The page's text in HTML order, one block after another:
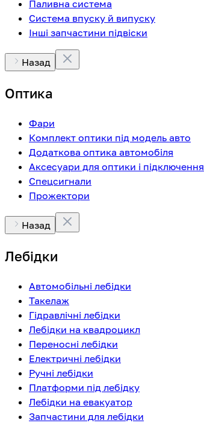
Паливна система
Система впуску й випуску
Інші запчастини підвіски
Назад
Оптика
Фари
Комплект оптики під модель авто
Додаткова оптика автомобіля
Аксесуари для оптики і підключення
Спецсигнали
Прожектори
Назад
Лебідки
Автомобільні лебідки
Такелаж
Гідравлічні лебідки
Лебідки на квадроцикл
Переносні лебідки
Електричні лебідки
Ручні лебідки
Платформи під лебідку
Лебідки на евакуатор
Запчастини для лебідки